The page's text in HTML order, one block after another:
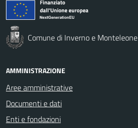
Comune di Inverno e Monteleone
AMMINISTRAZIONE
Aree amministrative
Documenti e dati
Enti e fondazioni